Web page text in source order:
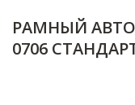
РАМНЫЙ
0706